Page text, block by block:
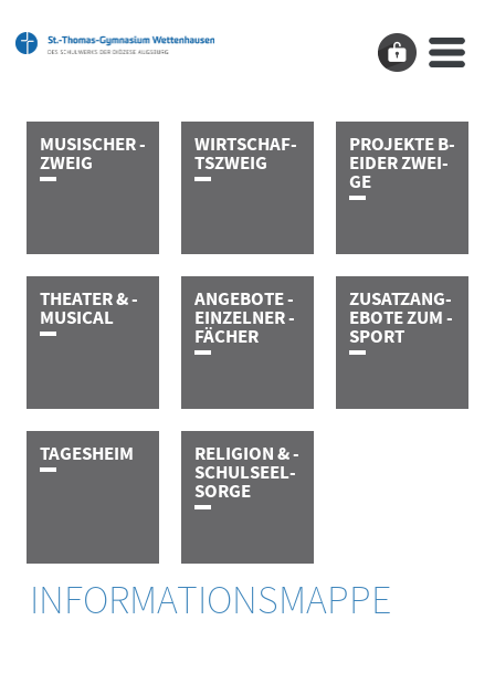
M­U­S­I­­­S­C­H­E­R­ ­
Z­W­E­I­G
W­I­R­T­­­­­S­C­H­A­F­
T­S­­­­­Z­W­E­I­G
P­R­O­J­E­K­T­E­ ­B­
E­I­D­E­R­­­ ­Z­W­E­I­­­
G­E
T­H­E­A­T­E­R­ ­&­ ­
M­U­S­I­C­A­L
A­N­G­E­B­O­T­E­ ­
E­I­N­Z­E­L­N­E­R­ ­
F­Ä­C­H­E­R
Z­U­S­A­T­Z­­­­­A­N­G­
E­B­O­T­E­ ­Z­U­M­ ­
S­P­O­R­T
T­A­G­E­S­­­H­E­I­M R­E­L­I­G­I­O­N­ ­&­ ­
S­C­H­U­L­­­­­S­E­E­L­­­­­
S­O­R­G­E
INFORMATIONSMAPPE